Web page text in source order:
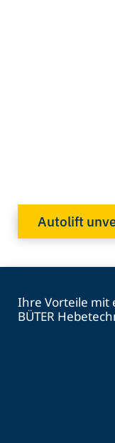
Autolift
Ihre Vorteile mit
BÜTER